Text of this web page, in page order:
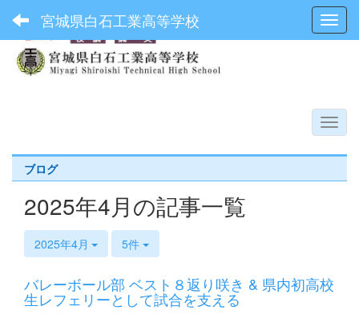
宮城県白石工業高等学校
ブログ
2025年4月の記事一覧
2025年4月 5件
バレーボール部 ベスト８返り咲き & 県内初高校
生レフェリーとして試合を支える